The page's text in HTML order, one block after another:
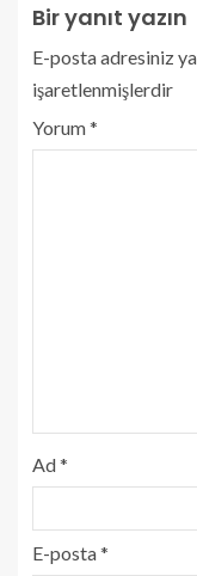
Bir yanıt yazın
E-posta adresiniz
işaretlenmişlerdir
Yorum*
Ad*
E-posta*